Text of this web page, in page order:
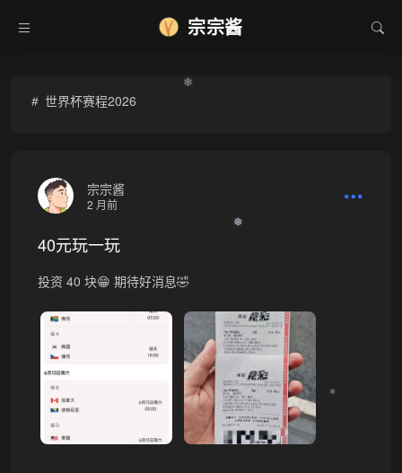
❆
❄
宗宗酱
世界杯赛程2026
宗宗酱
2 月前
40元玩一玩
投资 40 块😁 ​期待好消息🤣